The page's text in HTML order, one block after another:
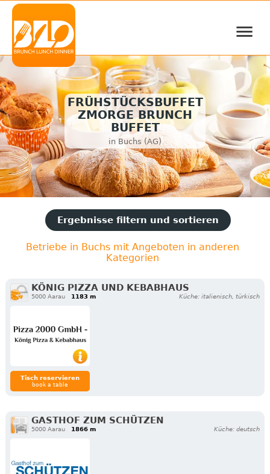
≡
FRÜHSTÜCKSBUFFET
ZMORGE BRUNCH
BUFFET
in Buchs (AG)
Ergebnisse filtern und sortieren
Betriebe in Buchs mit Angeboten in anderen
Kategorien
KÖNIG PIZZA UND KEBABHAUS
5000 Aarau 1183 m Küche: italienisch, türkisch
Tisch reservieren
book a table
GASTHOF ZUM SCHÜTZEN
5000 Aarau 1866 m Küche: deutsch